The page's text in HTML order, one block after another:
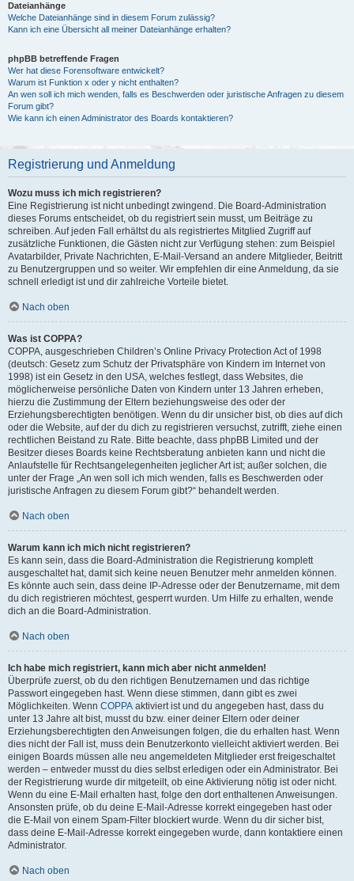
Dateianhänge
Welche Dateianhänge sind in diesem Forum zulässig?
Kann ich eine Übersicht all meiner Dateianhänge erhalten?
phpBB betreffende Fragen
Wer hat diese Forensoftware entwickelt?
Warum ist Funktion x oder y nicht enthalten?
An wen soll ich mich wenden, falls es Beschwerden oder juristische Anfragen zu diesem
Forum gibt?
Wie kann ich einen Administrator des Boards kontaktieren?
Registrierung und Anmeldung
Wozu muss ich mich registrieren?
Eine Registrierung ist nicht unbedingt zwingend. Die Board-Administration
dieses Forums entscheidet, ob du registriert sein musst, um Beiträge zu
schreiben. Auf jeden Fall erhältst du als registriertes Mitglied Zugriff auf
zusätzliche Funktionen, die Gästen nicht zur Verfügung stehen: zum Beispiel
Avatarbilder, Private Nachrichten, E-Mail-Versand an andere Mitglieder, Beitritt
zu Benutzergruppen und so weiter. Wir empfehlen dir eine Anmeldung, da sie
schnell erledigt ist und dir zahlreiche Vorteile bietet.
Nach oben
Was ist COPPA?
COPPA, ausgeschrieben Children’s Online Privacy Protection Act of 1998
(deutsch: Gesetz zum Schutz der Privatsphäre von Kindern im Internet von
1998) ist ein Gesetz in den USA, welches festlegt, dass Websites, die
möglicherweise persönliche Daten von Kindern unter 13 Jahren erheben,
hierzu die Zustimmung der Eltern beziehungsweise des oder der
Erziehungsberechtigten benötigen. Wenn du dir unsicher bist, ob dies auf dich
oder die Website, auf der du dich zu registrieren versuchst, zutrifft, ziehe einen
rechtlichen Beistand zu Rate. Bitte beachte, dass phpBB Limited und der
Besitzer dieses Boards keine Rechtsberatung anbieten kann und nicht die
Anlaufstelle für Rechtsangelegenheiten jeglicher Art ist; außer solchen, die
unter der Frage „An wen soll ich mich wenden, falls es Beschwerden oder
juristische Anfragen zu diesem Forum gibt?“ behandelt werden.
Nach oben
Warum kann ich mich nicht registrieren?
Es kann sein, dass die Board-Administration die Registrierung komplett
ausgeschaltet hat, damit sich keine neuen Benutzer mehr anmelden können.
Es könnte auch sein, dass deine IP-Adresse oder der Benutzername, mit dem
du dich registrieren möchtest, gesperrt wurden. Um Hilfe zu erhalten, wende
dich an die Board-Administration.
Nach oben
Ich habe mich registriert, kann mich aber nicht anmelden!
Überprüfe zuerst, ob du den richtigen Benutzernamen und das richtige
Passwort eingegeben hast. Wenn diese stimmen, dann gibt es zwei
Möglichkeiten. Wenn COPPA aktiviert ist und du angegeben hast, dass du
unter 13 Jahre alt bist, musst du bzw. einer deiner Eltern oder deiner
Erziehungsberechtigten den Anweisungen folgen, die du erhalten hast. Wenn
dies nicht der Fall ist, muss dein Benutzerkonto vielleicht aktiviert werden. Bei
einigen Boards müssen alle neu angemeldeten Mitglieder erst freigeschaltet
werden – entweder musst du dies selbst erledigen oder ein Administrator. Bei
der Registrierung wurde dir mitgeteilt, ob eine Aktivierung nötig ist oder nicht.
Wenn du eine E-Mail erhalten hast, folge den dort enthaltenen Anweisungen.
Ansonsten prüfe, ob du deine E-Mail-Adresse korrekt eingegeben hast oder
die E-Mail von einem Spam-Filter blockiert wurde. Wenn du dir sicher bist,
dass deine E-Mail-Adresse korrekt eingegeben wurde, dann kontaktiere einen
Administrator.
Nach oben